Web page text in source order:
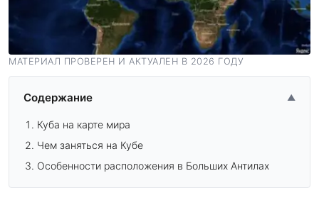
МАТЕРИАЛ ПРОВЕРЕН И АКТУАЛЕН В 2026 ГОДУ
Содержание ▲
Куба на карте мира
Чем заняться на Кубе
Особенности расположения в Больших Антилах